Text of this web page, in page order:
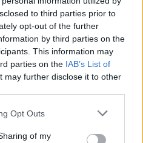
to third parties prior to
opt-out of the further
by third parties on the
This information may
parties on the IAB’s List of
may further disclose it to other
Opt Outs
of my
emerso nulla di
contro
sconcerta di più
nato attorno a
anni di colpevole
televisivi, gli esperti di
del dna,
che litigano e
telecamere. Financo
più notizie ma si